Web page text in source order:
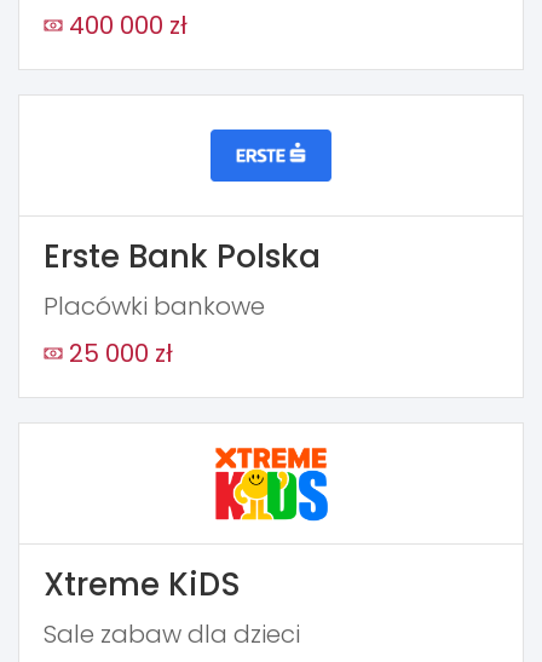
400 000 zł
Erste Bank Polska
Placówki bankowe
25 000 zł
Xtreme KiDS
Sale zabaw dla dzieci